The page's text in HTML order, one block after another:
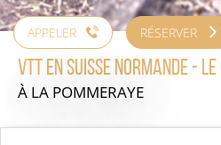
APPELER RÉSERVER
VTT en Suisse Normande -
À LA POMMERAYE